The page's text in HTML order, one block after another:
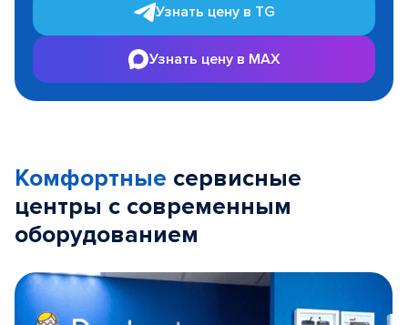
Узнать цену в TG
Узнать цену в MAX
Комфортные сервисные
центры с современным
оборудованием